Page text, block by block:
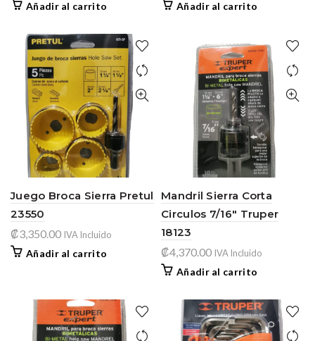
Añadir al carrito Añadir al carrito
Juego Broca Sierra Pretul
23550
₡3,350.00 IVA Incluido
Añadir al carrito
Mandril Sierra Corta
Circulos 7/16″ Truper
18123
₡4,370.00 IVA Incluido
Añadir al carrito